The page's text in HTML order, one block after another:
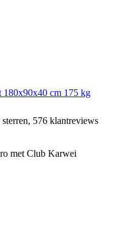
180x90x40 cm 175 kg
576 klantreviews
met Club Karwei